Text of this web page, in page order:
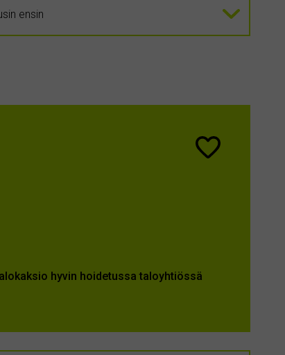
hyvin hoidetussa taloyhtiössä